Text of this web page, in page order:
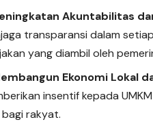
Akuntabilitas
transparansi dalam
yang diambil oleh
Ekonomi Lokal
insentif kepada
bagi rakyat.